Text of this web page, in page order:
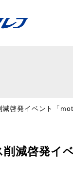
減啓発イベント「
削減啓発イ